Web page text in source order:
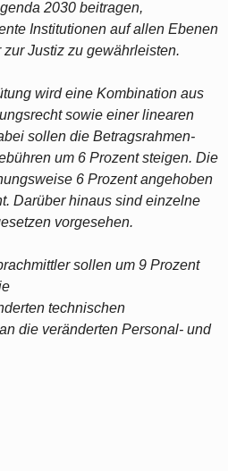
2030 beitragen,
Institutionen auf allen Ebenen
Justiz zu gewährleisten.
wird eine Kombination aus
sowie einer linearen
sollen die Betragsrahmen-
um 6 Prozent steigen. Die
6 Prozent angehoben
Darüber hinaus sind einzelne
vorgesehen.
sollen um 9 Prozent
technischen
die veränderten Personal- und